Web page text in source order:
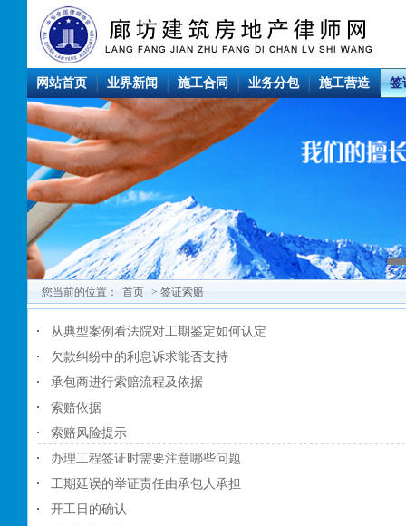
网站首页 业界新闻 施工合同 业务分包 施工营造 签
您当前的位置： 首页 > 签证索赔
从典型案例看法院对工期鉴定如何认定
欠款纠纷中的利息诉求能否支持
承包商进行索赔流程及依据
索赔依据
索赔风险提示
办理工程签证时需要注意哪些问题
工期延误的举证责任由承包人承担
开工日的确认